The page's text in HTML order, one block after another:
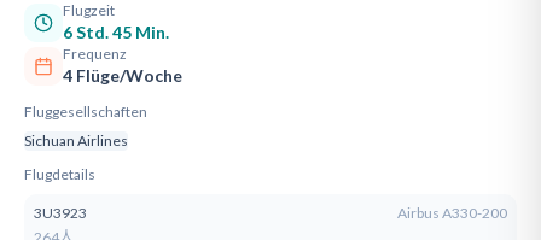
Flugzeit
6 Std. 45 Min.
Frequenz
4 Flüge/Woche
Fluggesellschaften
Sichuan Airlines
Flugdetails
3U3923
Airbus A330-200